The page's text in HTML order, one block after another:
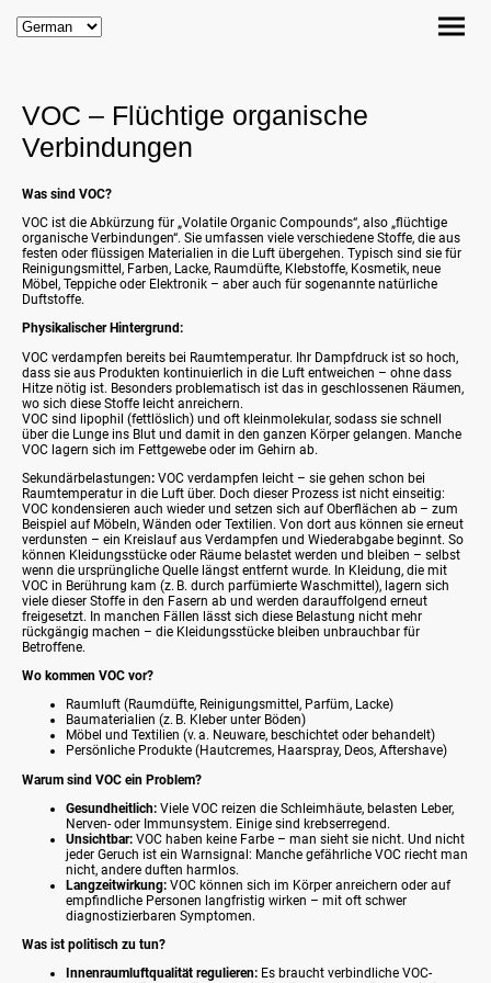
VOC – Flüchtige organische
Verbindungen
Was sind VOC?
VOC ist die Abkürzung für „Volatile Organic Compounds“, also „flüchtige
organische Verbindungen“. Sie umfassen viele verschiedene Stoffe, die aus
festen oder flüssigen Materialien in die Luft übergehen. Typisch sind sie für
Reinigungsmittel, Farben, Lacke, Raumdüfte, Klebstoffe, Kosmetik, neue
Möbel, Teppiche oder Elektronik – aber auch für sogenannte natürliche
Duftstoffe.
Physikalischer Hintergrund:
VOC verdampfen bereits bei Raumtemperatur. Ihr Dampfdruck ist so hoch,
dass sie aus Produkten kontinuierlich in die Luft entweichen – ohne dass
Hitze nötig ist. Besonders problematisch ist das in geschlossenen Räumen,
wo sich diese Stoffe leicht anreichern.
VOC sind lipophil (fettlöslich) und oft kleinmolekular, sodass sie schnell
über die Lunge ins Blut und damit in den ganzen Körper gelangen. Manche
VOC lagern sich im Fettgewebe oder im Gehirn ab.
Sekundärbelastungen: VOC verdampfen leicht – sie gehen schon bei
Raumtemperatur in die Luft über. Doch dieser Prozess ist nicht einseitig:
VOC kondensieren auch wieder und setzen sich auf Oberflächen ab – zum
Beispiel auf Möbeln, Wänden oder Textilien. Von dort aus können sie erneut
verdunsten – ein Kreislauf aus Verdampfen und Wiederabgabe beginnt. So
können Kleidungsstücke oder Räume belastet werden und bleiben – selbst
wenn die ursprüngliche Quelle längst entfernt wurde. In Kleidung, die mit
VOC in Berührung kam (z. B. durch parfümierte Waschmittel), lagern sich
viele dieser Stoffe in den Fasern ab und werden darauffolgend erneut
freigesetzt. In manchen Fällen lässt sich diese Belastung nicht mehr
rückgängig machen – die Kleidungsstücke bleiben unbrauchbar für
Betroffene.
Wo kommen VOC vor?
Raumluft (Raumdüfte, Reinigungsmittel, Parfüm, Lacke)
Baumaterialien (z. B. Kleber unter Böden)
Möbel und Textilien (v. a. Neuware, beschichtet oder behandelt)
Persönliche Produkte (Hautcremes, Haarspray, Deos, Aftershave)
Warum sind VOC ein Problem?
Gesundheitlich: Viele VOC reizen die Schleimhäute, belasten Leber,
Nerven- oder Immunsystem. Einige sind krebserregend.
Unsichtbar: VOC haben keine Farbe – man sieht sie nicht. Und nicht
jeder Geruch ist ein Warnsignal: Manche gefährliche VOC riecht man
nicht, andere duften harmlos.
Langzeitwirkung: VOC können sich im Körper anreichern oder auf
empfindliche Personen langfristig wirken – mit oft schwer
diagnostizierbaren Symptomen.
Was ist politisch zu tun?
Innenraumluftqualität regulieren: Es braucht verbindliche VOC-